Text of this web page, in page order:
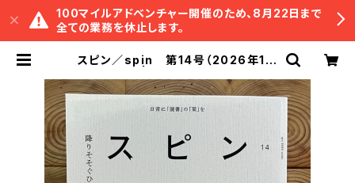
100マイルアドベンチャー開催のため、8月22日まで
全ての業務を休止します。
スピン／spin 第14号（2026年1月